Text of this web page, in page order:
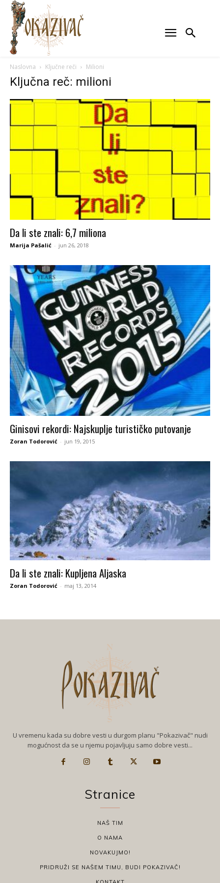
Naslovna Ključne reči Milioni
Ključna reč: milioni
Da li ste znali: 6,7 miliona
Marija Pašalić - jun 26, 2018
Ginisovi rekordi: Najskuplje turističko putovanje
Zoran Todorović - jun 19, 2015
Da li ste znali: Kupljena Aljaska
Zoran Todorović - maj 13, 2014
U vremenu kada su dobre vesti u durgom planu "Pokazivač" nudi
mogućnost da se u njemu pojavljuju samo dobre vesti...
Stranice
NAŠ TIM
O NAMA
NOVAKUJMO!
PRIDRUŽI SE NAŠEM TIMU, BUDI POKAZIVAČ!